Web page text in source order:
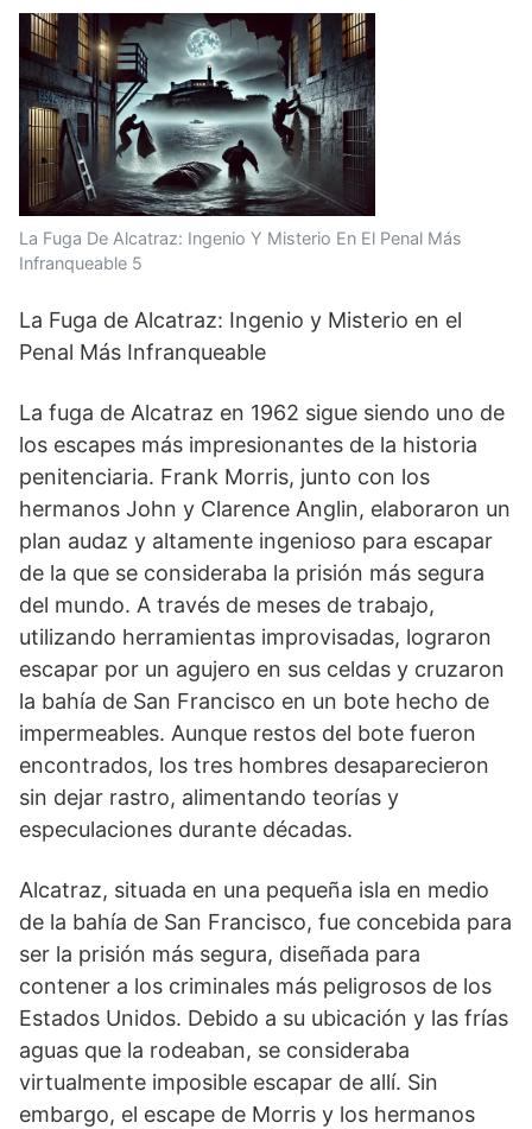
a
t
s
A
p
p
T
w
i
t
t
e
r
)
l
g
r
a
m
n
e
d
I
n
La Fuga De Alcatraz: Ingenio Y Misterio En El Penal Más
Infranqueable 5
La Fuga de Alcatraz: Ingenio y Misterio en el
Penal Más Infranqueable
La fuga de Alcatraz en 1962 sigue siendo uno de
los escapes más impresionantes de la historia
penitenciaria. Frank Morris, junto con los
hermanos John y Clarence Anglin, elaboraron un
plan audaz y altamente ingenioso para escapar
de la que se consideraba la prisión más segura
del mundo. A través de meses de trabajo,
utilizando herramientas improvisadas, lograron
escapar por un agujero en sus celdas y cruzaron
la bahía de San Francisco en un bote hecho de
impermeables. Aunque restos del bote fueron
encontrados, los tres hombres desaparecieron
sin dejar rastro, alimentando teorías y
especulaciones durante décadas.
Alcatraz, situada en una pequeña isla en medio
de la bahía de San Francisco, fue concebida para
ser la prisión más segura, diseñada para
contener a los criminales más peligrosos de los
Estados Unidos. Debido a su ubicación y las frías
aguas que la rodeaban, se consideraba
virtualmente imposible escapar de allí. Sin
embargo, el escape de Morris y los hermanos